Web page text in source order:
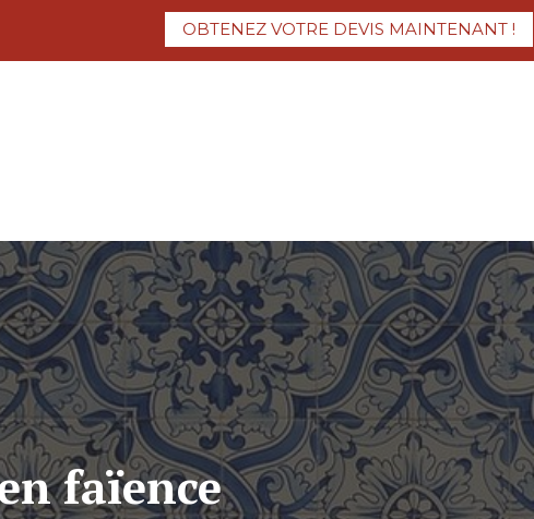
OBTENEZ VOTRE DEVIS MAINTENANT !
faïence